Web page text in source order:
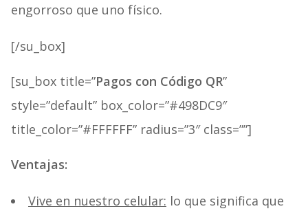
engorroso que uno físico.
[/su_box]
[su_box title=”Pagos con Código QR”
style=”default” box_color=”#498DC9″
title_color=”#FFFFFF” radius=”3″ class=””]
Ventajas:
Vive en nuestro celular: lo que significa que